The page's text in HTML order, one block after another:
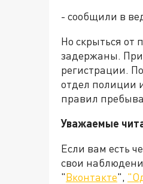
- сообщили в
Но скрыться от
задержаны.
регистрации.
отдел полиции
правил
Уважаемые
Если вам есть
свои
"Вконтакте",